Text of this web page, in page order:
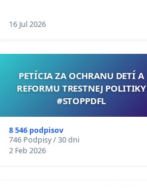
16 Jul 2026
PETÍCIA ZA OCHRANU DETÍ A
REFORMU TRESTNEJ POLITIKY
#STOPPDFL
8 546 podpisov
746 Podpisy / 30 dni
2 Feb 2026